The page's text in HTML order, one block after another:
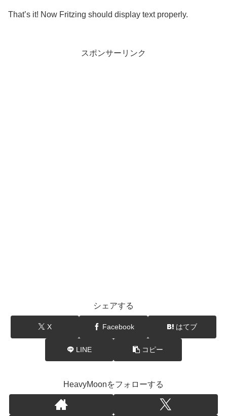
That’s it! Now Fritzing should display text properly.
スポンサーリンク
シェアする
X Facebook はてブ
LINE コピー
HeavyMoonをフォローする